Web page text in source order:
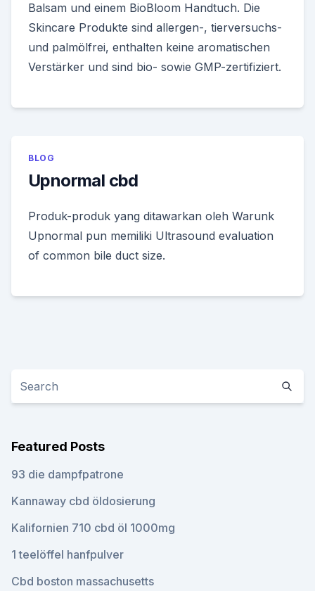
Balsam und einem BioBloom Handtuch. Die
Skincare Produkte sind allergen-, tierversuchs-
und palmölfrei, enthalten keine aromatischen
Verstärker und sind bio- sowie GMP-zertifiziert.
BLOG
Upnormal cbd
Produk-produk yang ditawarkan oleh Warunk
Upnormal pun memiliki Ultrasound evaluation
of common bile duct size.
Featured Posts
93 die dampfpatrone
Kannaway cbd öldosierung
Kalifornien 710 cbd öl 1000mg
1 teelöffel hanfpulver
Cbd boston massachusetts